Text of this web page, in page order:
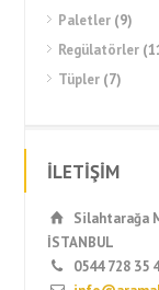
Paletler (9)
Regülatörler
Tüpler (7)
İLETİŞİM
Silahtarağa
İSTANBUL
0544 728 35